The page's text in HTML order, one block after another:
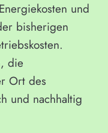
und
bisherigen
die
Ort des
und nachhaltig